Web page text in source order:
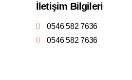
İletişim Bilgileri
0546 582 7636
0546 582 7636